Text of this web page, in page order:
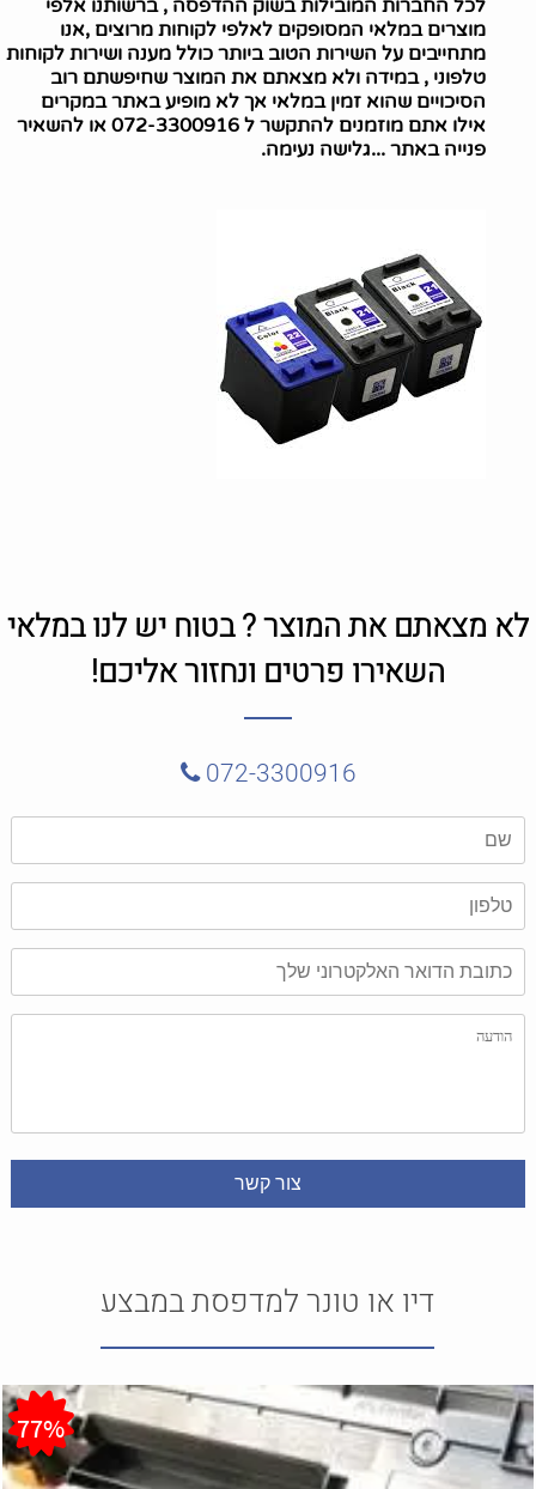
לכל החברות המובילות בשוק ההדפסה , ברשותנו אלפי
מוצרים במלאי המסופקים לאלפי לקוחות מרוצים ,אנו
מתחייבים על השירות הטוב ביותר כולל מענה ושירות לקוחות
טלפוני , במידה ולא מצאתם את המוצר שחיפשתם רוב
הסיכויים שהוא זמין במלאי אך לא מופיע באתר במקרים
אילו אתם מוזמנים להתקשר ל 072-3300916 או להשאיר
פנייה באתר ...גלישה נעימה.
לא מצאתם את המוצר ? בטוח יש לנו במלאי
השאירו פרטים ונחזור אליכם!
072-3300916
דיו או טונר למדפסת במבצע
77%